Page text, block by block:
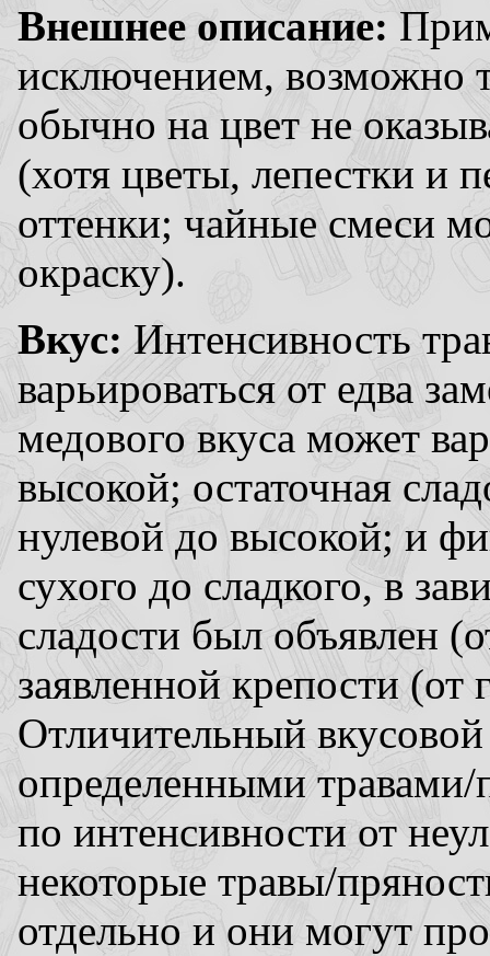
Внешнее описание:
исключением, возможно
обычно на цвет не
(хотя цветы, лепестки и
оттенки; чайные смеси
окраску).
Вкус: Интенсивность
варьироваться от едва
медового вкуса может
высокой; остаточная
нулевой до высокой; и
сухого до сладкого, в
сладости был объявлен
заявленной крепости (от
Отличительный
определенными травами/
по интенсивности от
некоторые травы/
отдельно и они могут